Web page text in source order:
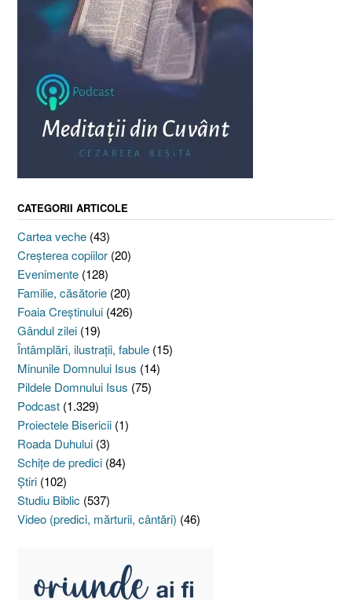
CATEGORII ARTICOLE
Cartea veche (43)
Creşterea copiilor (20)
Evenimente (128)
Familie, căsătorie (20)
Foaia Creştinului (426)
Gândul zilei (19)
Întâmplări, ilustraţii, fabule (15)
Minunile Domnului Isus (14)
Pildele Domnului Isus (75)
Podcast (1.329)
Proiectele Bisericii (1)
Roada Duhului (3)
Schiţe de predici (84)
Ştiri (102)
Studiu Biblic (537)
Video (predici, mărturii, cântări) (46)